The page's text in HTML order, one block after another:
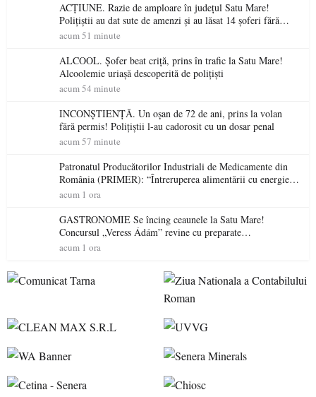
ACȚIUNE. Razie de amploare în județul Satu Mare!
Polițiștii au dat sute de amenzi și au lăsat 14 șoferi fără
permis într-o singură zi
acum 51 minute
ALCOOL. Șofer beat criță, prins în trafic la Satu Mare!
Alcoolemie uriașă descoperită de polițiști
acum 54 minute
INCONȘTIENȚĂ. Un oșan de 72 de ani, prins la volan
fără permis! Polițiștii l-au cadorosit cu un dosar penal
acum 57 minute
Patronatul Producătorilor Industriali de Medicamente din
România (PRIMER): “Întreruperea alimentării cu energie
electrică a fabricilor de medicamente va pune în pericol
acum 1 ora
GASTRONOMIE Se încing ceaunele la Satu Mare!
Concursul „Veress Ádám” revine cu preparate
spectaculoase, premii și un jurat de renume
acum 1 ora